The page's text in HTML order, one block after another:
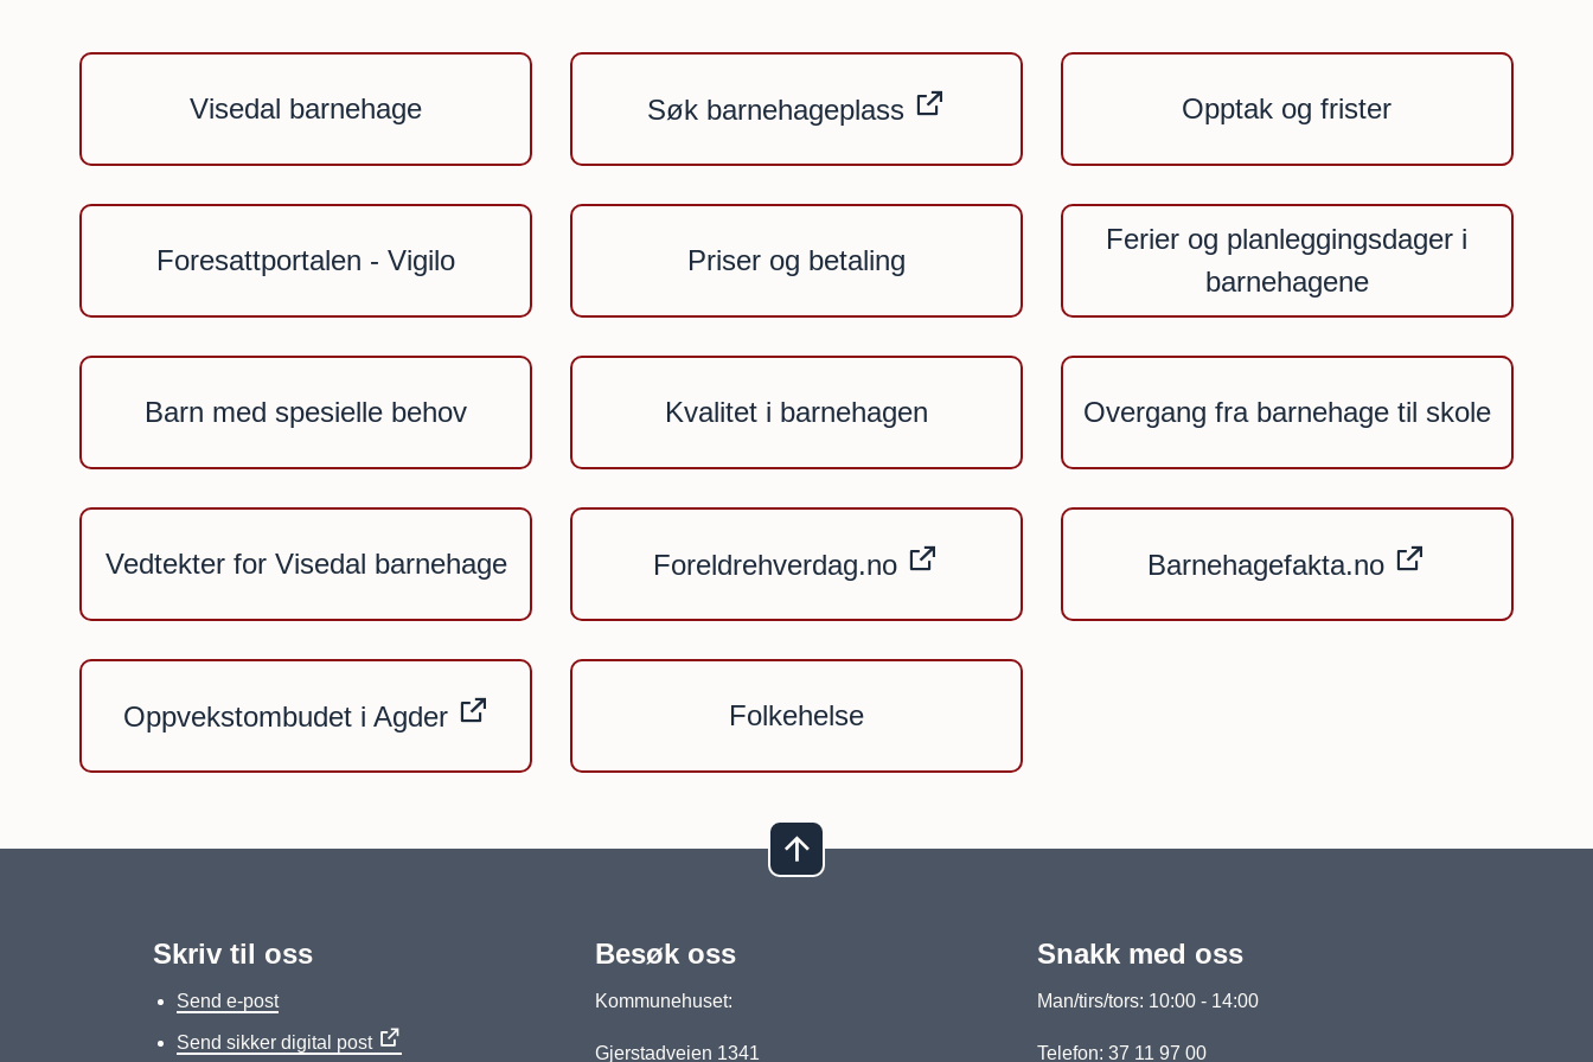
Visedal barnehage Søk barnehageplass Opptak og frister
Foresattportalen - Vigilo Priser og betaling
Ferier og planleggingsdager i
barnehagene
Barn med spesielle behov Kvalitet i barnehagen Overgang fra barnehage til skole
Vedtekter for Visedal barnehage Foreldrehverdag.no Barnehagefakta.no
Oppvekstombudet i Agder Folkehelse
Skriv til oss
Send e-post
Send sikker digital post
Besøk oss
Kommunehuset:
Gjerstadveien 1341
Snakk med oss
Man/tirs/tors: 10:00 - 14:00
Telefon: 37 11 97 00